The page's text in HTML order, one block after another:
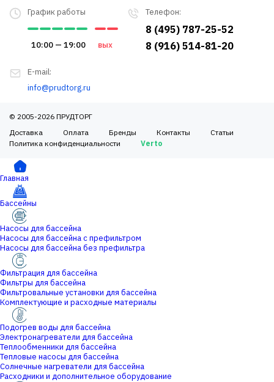
Телефон:
8 (495) 787-25-52
8 (916) 514-81-20
График работы
10:00 — 19:00 вых
E-mail:
info@prudtorg.ru
© 2005-2026 ПРУДТОРГ
Доставка
Оплата Бренды Контакты
Статьи
Политика конфиденциальности
Verto
Главная
Бассейны
Насосы для бассейна
Насосы для бассейна с префильтром
Насосы для бассейна без префильтра
Фильтрация для бассейна
Фильтры для бассейна
Фильтровальные установки для бассейна
Комплектующие и расходные материалы
Подогрев воды для бассейна
Электронагреватели для бассейна
Теплообменники для бассейна
Тепловые насосы для бассейна
Солнечные нагреватели для бассейна
Расходники и дополнительное оборудование